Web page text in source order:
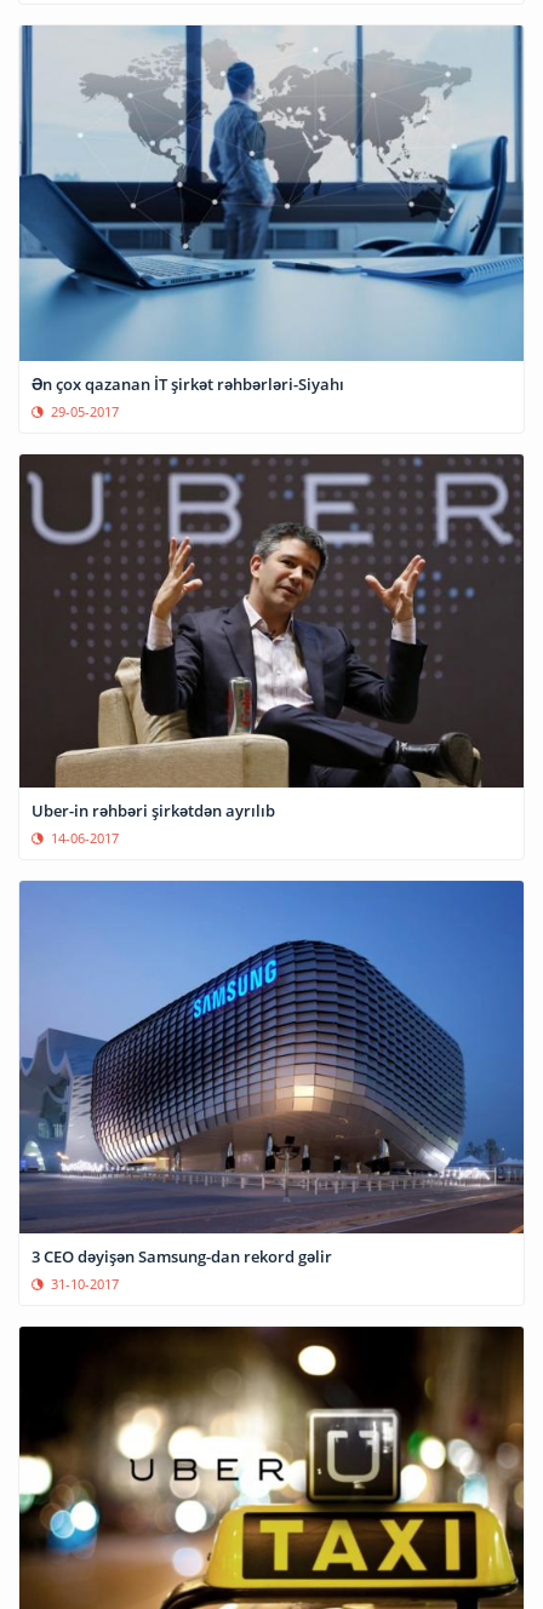
Ən çox qazanan İT şirkət rəhbərləri-Siyahı
29-05-2017
Uber-in rəhbəri şirkətdən ayrılıb
14-06-2017
3 CEO dəyişən Samsung-dan rekord gəlir
31-10-2017